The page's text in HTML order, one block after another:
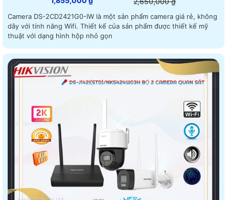
Camera DS-2CD2421G0-IW là một sản phẩm camera giá rẻ, không
dây với tính năng Wifi. Thiết kế của sản phẩm được thiết kế mỹ
thuật với dạng hình hộp nhỏ gọn